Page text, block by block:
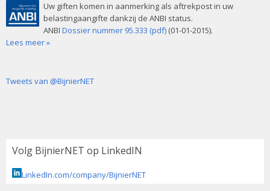
Uw giften komen in aanmerking als aftrekpost in uw
belastingaangifte dankzij de ANBI status.
ANBI Dossier nummer 95.333 (pdf) (01-01-2015).
Lees meer »
Tweets van @BijnierNET
Volg BijnierNET op LinkedIN
LinkedIn.com/company/BijnierNET